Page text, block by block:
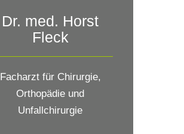
Dr. med. Horst
Fleck
Facharzt für Chirurgie,
Orthopädie und
Unfallchirurgie